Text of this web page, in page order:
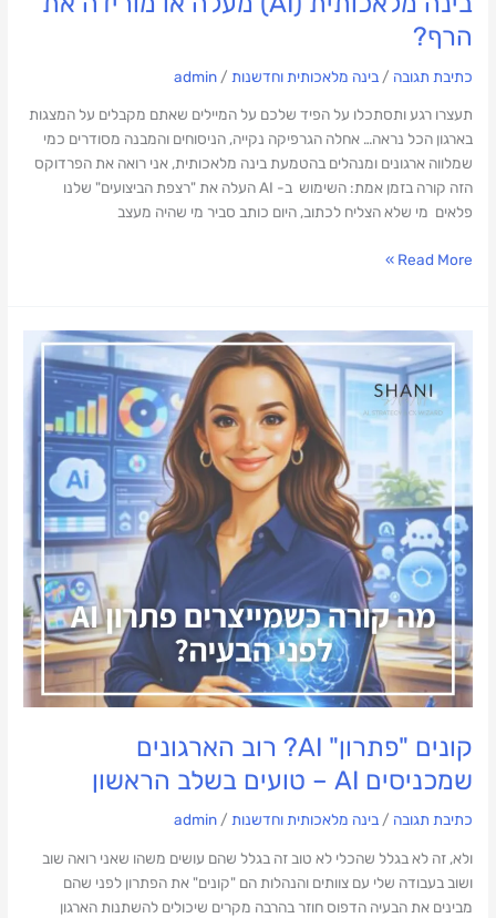
הרף?
כתיבת תגובה /בינה מלאכותית וחדשנות /
admin
תעצרו רגע ותסתכלו על הפיד שלכם על המיילים שאתם מקבלים על המצגות
בארגון הכל נראה… אחלה הגרפיקה נקייה, הניסוחים והמבנה מסודרים כמי
שמלווה ארגונים ומנהלים בהטמעת בינה מלאכותית, אני רואה את הפרדוקס
הזה קורה בזמן אמת: השימוש ב- AI העלה את "רצפת הביצועים" שלנו
פלאים מי שלא הצליח לכתוב, היום כותב סביר מי שהיה מעצב
Read More »
קונים "פתרון" AI? רוב הארגונים
שמכניסים AI – טועים בשלב הראשון
כתיבת תגובה /בינה מלאכותית וחדשנות /
admin
ולא, זה לא בגלל שהכלי לא טוב זה בגלל שהם עושים משהו שאני רואה שוב
ושוב בעבודה שלי עם צוותים והנהלות הם "קונים" את הפתרון לפני שהם
מבינים את הבעיה הדפוס חוזר בהרבה מקרים שיכולים להשתנות הארגון
קונים
"פתרון"
רוב
הארגונים
AI
–
טועים
בשלב
הראשון